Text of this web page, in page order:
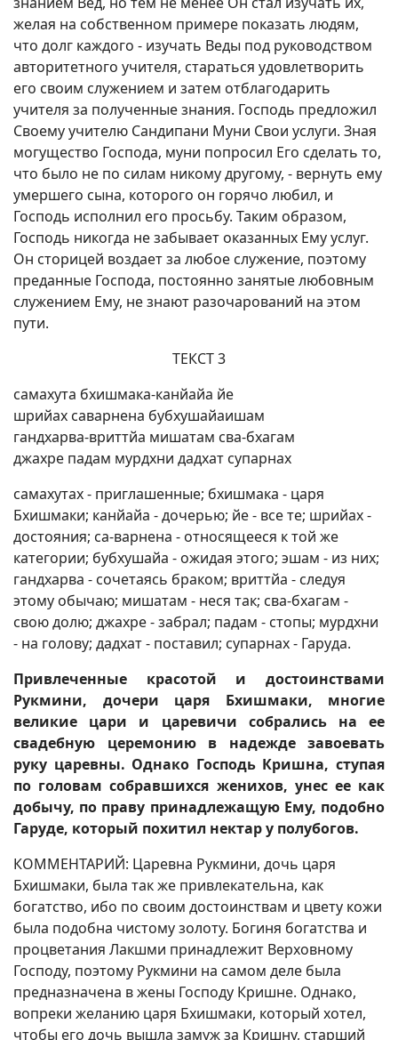
желая на собственном примере показать людям,
что долг каждого - изучать Веды под руководством
авторитетного учителя, стараться удовлетворить
его своим служением и затем отблагодарить
учителя за полученные знания. Господь предложил
Своему учителю Сандипани Муни Свои услуги. Зная
могущество Господа, муни попросил Его сделать то,
что было не по силам никому другому, - вернуть ему
умершего сына, которого он горячо любил, и
Господь исполнил его просьбу. Таким образом,
Господь никогда не забывает оказанных Ему услуг.
Он сторицей воздает за любое служение, поэтому
преданные Господа, постоянно занятые любовным
служением Ему, не знают разочарований на этом
пути.
ТЕКСТ 3
самахута бхишмака-канйайа йе
шрийах саварнена бубхушайаишам
гандхарва-вриттйа мишатам сва-бхагам
джахре падам мурдхни дадхат супарнах
самахутах - приглашенные; бхишмака - царя
Бхишмаки; канйайа - дочерью; йе - все те; шрийах -
достояния; са-варнена - относящееся к той же
категории; бубхушайа - ожидая этого; эшам - из них;
гандхарва - сочетаясь браком; вриттйа - следуя
этому обычаю; мишатам - неся так; сва-бхагам -
свою долю; джахре - забрал; падам - стопы; мурдхни
- на голову; дадхат - поставил; супарнах - Гаруда.
Привлеченные красотой и достоинствами
Рукмини, дочери царя Бхишмаки, многие
великие цари и царевичи собрались на ее
свадебную церемонию в надежде завоевать
руку царевны. Однако Господь Кришна, ступая
по головам собравшихся женихов, унес ее как
добычу, по праву принадлежащую Ему, подобно
Гаруде, который похитил нектар у полубогов.
КОММЕНТАРИЙ: Царевна Рукмини, дочь царя
Бхишмаки, была так же привлекательна, как
богатство, ибо по своим достоинствам и цвету кожи
была подобна чистому золоту. Богиня богатства и
процветания Лакшми принадлежит Верховному
Господу, поэтому Рукмини на самом деле была
предназначена в жены Господу Кришне. Однако,
вопреки желанию царя Бхишмаки, который хотел,
чтобы его дочь вышла замуж за Кришну, старший